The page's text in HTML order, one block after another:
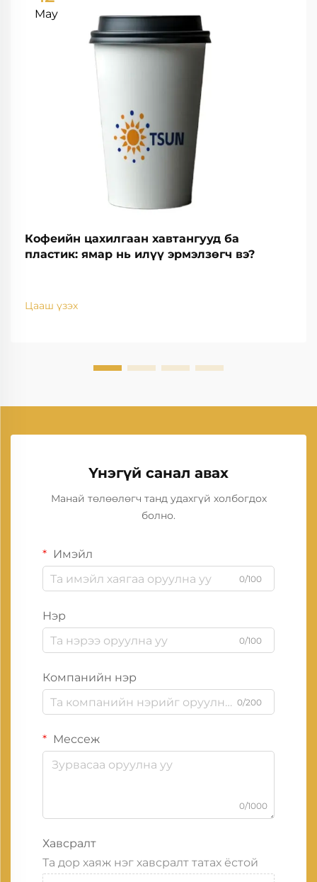
May
Кофеийн цахилгаан хавтангууд ба
пластик: ямар нь илүү эрмэлзөгч вэ?
Цааш үзэх
Үнэгүй санал авах
Манай төлөөлөгч танд удахгүй холбогдох
болно.
Имэйл
0/100
Нэр
0/100
Компанийн нэр
0/200
Мессеж
0/1000
Хавсралт
Та дор хаяж нэг хавсралт татах ёстой